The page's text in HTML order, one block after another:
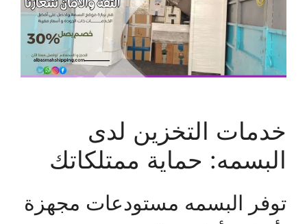
خدمات التخزين لدى
البسمه: حماية ممتلكاتك
توفر البسمه مستودعات مجهزة